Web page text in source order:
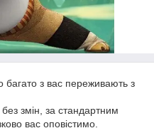
з вас переживають з
змін, за стандартним
вас оповістимо.